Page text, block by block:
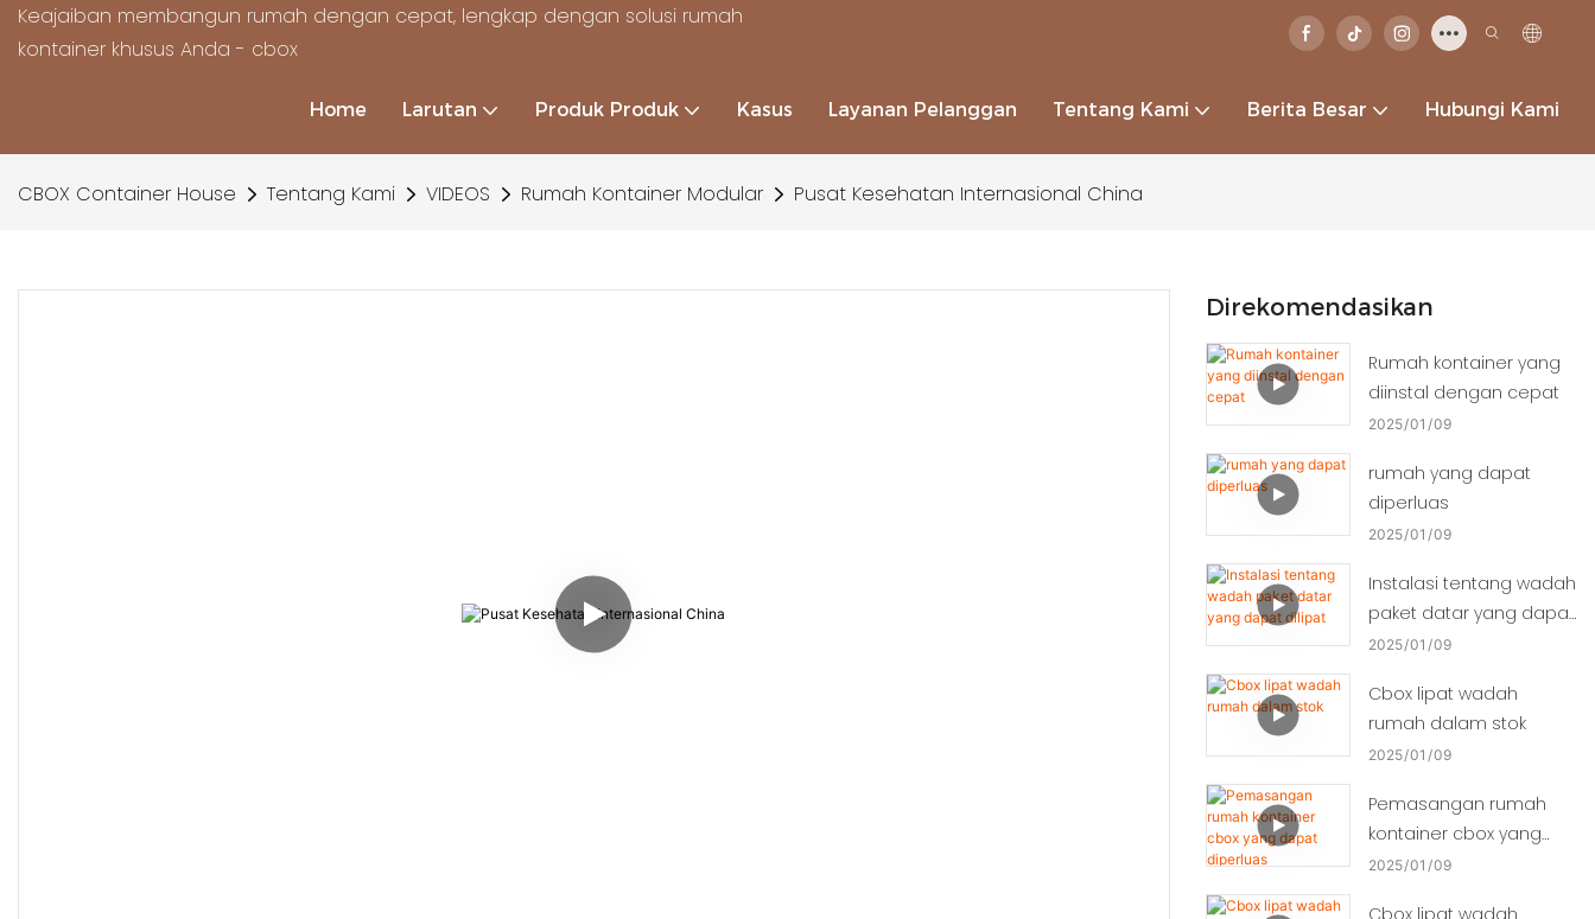
Keajaiban membangun rumah dengan cepat, lengkap dengan solusi rumah
kontainer khusus Anda - cbox
Home Larutan Produk Produk Kasus Layanan Pelanggan Tentang Kami Berita Besar Hubungi Kami
CBOX Container House Tentang Kami VIDEOS Rumah Kontainer Modular Pusat Kesehatan Internasional China
Direkomendasikan
Rumah kontainer yang
diinstal dengan cepat
2025 01 09
rumah yang dapat
diperluas
2025 01 09
Instalasi tentang wadah
paket datar yang dapat
dilipat
2025 01 09
Cbox lipat wadah
rumah dalam stok
2025 01 09
Pemasangan rumah
kontainer cbox yang
dapat diperluas
2025 01 09